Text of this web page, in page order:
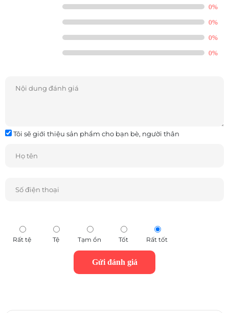
Sản xuất tai nghe không dây chống thấm nước có độ bền và trọng
lượng nhẹ trong khi vẫn giữ được âm thanh mạnh mẽ là một hành
tạo ra sự cân bằng đó với tai nghe Beoplay E8 Sport, mang đến cho
bạn Âm thanh đặc trưng Bang & Olufsen mạnh mẽ vượt qua các điều
Tổng thời gian chơi 30 giờ
0%
0%
0%
0%
Tôi sẽ giới thiệu sản phẩm cho bạn bè, người thân
Rất tệ Tệ Tạm ổn Tốt Rất tốt